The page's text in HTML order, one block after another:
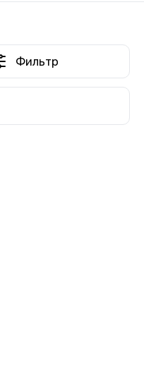
Фильтр